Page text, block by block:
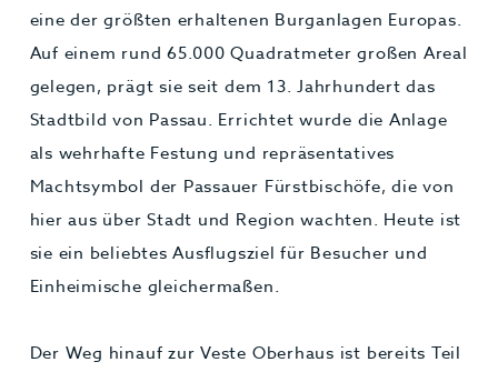
eine der größten erhaltenen Burganlagen Europas.
Auf einem rund 65.000 Quadratmeter großen Areal
gelegen, prägt sie seit dem 13. Jahrhundert das
Stadtbild von Passau. Errichtet wurde die Anlage
als wehrhafte Festung und repräsentatives
Machtsymbol der Passauer Fürstbischöfe, die von
hier aus über Stadt und Region wachten. Heute ist
sie ein beliebtes Ausflugsziel für Besucher und
Einheimische gleichermaßen.
Der Weg hinauf zur Veste Oberhaus ist bereits Teil